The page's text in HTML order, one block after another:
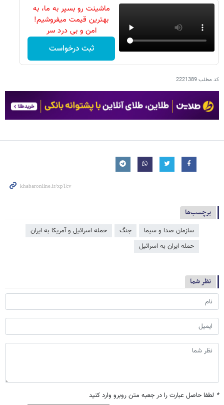
ماشینت رو بسپر به ما، به
بهترین قیمت میفروشیم!
امن و بی درد سر
ثبت درخواست
کد مطلب2221389
برچسب‌ها
سازمان صدا و سیما جنگ
حمله اسرائیل و آمریکا به ایران
حمله ایران به اسرائیل
نظر شما
* لطفا حاصل عبارت را در جعبه متن روبرو وارد کنید